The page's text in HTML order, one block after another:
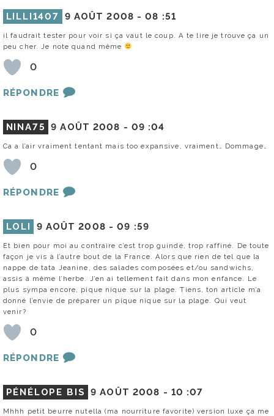
LILLI1407 9 AOÛT 2008 -08 :51
il faudrait tester pour voir si ça vaut le coup. A te lire je trouve ça un
peu cher. Je note quand même
0
RÉPONDRE
NINA75 9 AOÛT 2008 - 09 :04
Ca a l’air vraiment tentant mais too expansive, vraiment… Dommage…
0
RÉPONDRE
LOLI 9 AOÛT 2008 -09 :59
Et bien pour moi au contraire c’est trop guindé, trop raffiné. De toute
façon je vis à l’autre bout de la France. Alors que rien de tel que la
nappe de tata Jeanine, des salades composées et/ou sandwichs,
assis à même l’herbe. J’en ai tellement fait dans mon enfance. Le
plus sympa encore, pique nique sur la plage. Tiens, ton article m’a
donné l’envie de préparer un pique nique sur la plage. Qui veut
venir?
0
RÉPONDRE
PÉNÉLOPE BIS 9 AOÛT 2008 - 10 :07
Mhhh petit beurre nutella (ma nourriture favorite) version luxe ça me